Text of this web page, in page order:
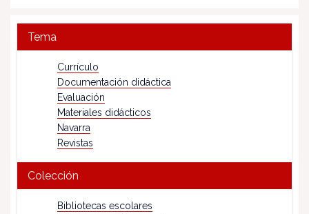
Tema
Currículo
Documentación didáctica
Evaluación
Materiales didácticos
Navarra
Revistas
Colección
Bibliotecas escolares